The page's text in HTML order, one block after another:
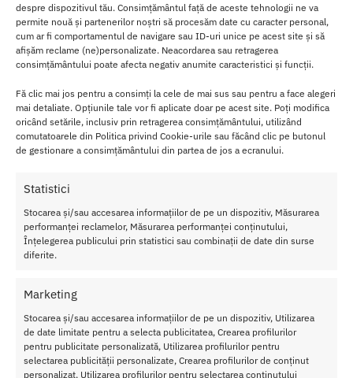
despre dispozitivul tău. Consimțământul față de aceste tehnologii ne va
permite nouă și partenerilor noștri să procesăm date cu caracter personal,
cum ar fi comportamentul de navigare sau ID-uri unice pe acest site și să
afișăm reclame (ne)personalizate. Neacordarea sau retragerea
consimțământului poate afecta negativ anumite caracteristici și funcții.
Fă clic mai jos pentru a consimți la cele de mai sus sau pentru a face alegeri
mai detaliate. Opțiunile tale vor fi aplicate doar pe acest site. Poți modifica
oricând setările, inclusiv prin retragerea consimțământului, utilizând
comutatoarele din Politica privind Cookie-urile sau făcând clic pe butonul
de gestionare a consimțământului din partea de jos a ecranului.
Statistici
Stocarea și/sau accesarea informațiilor de pe un dispozitiv, Măsurarea
performanței reclamelor, Măsurarea performanței conținutului,
Înțelegerea publicului prin statistici sau combinații de date din surse
diferite.
Marketing
Stocarea și/sau accesarea informațiilor de pe un dispozitiv, Utilizarea
de date limitate pentru a selecta publicitatea, Crearea profilurilor
pentru publicitate personalizată, Utilizarea profilurilor pentru
selectarea publicității personalizate, Crearea profilurilor de conținut
personalizat, Utilizarea profilurilor pentru selectarea conținutului
C
a
r
a
ct
e
ri
st
ectie Pretty Love Locker
Material: ABS
Lungime: 13.6 cm
Diametru: 5 cm
Functii: cu vibratii, ajustabil